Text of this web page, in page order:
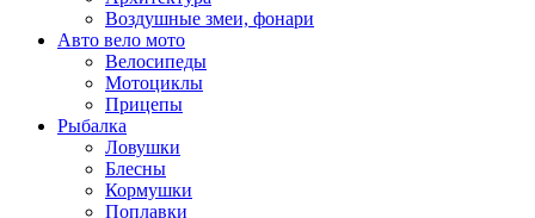
Воздушные змеи, фонари
Авто вело мото
Велосипеды
Мотоциклы
Прицепы
Рыбалка
Ловушки
Блесны
Кормушки
Поплавки